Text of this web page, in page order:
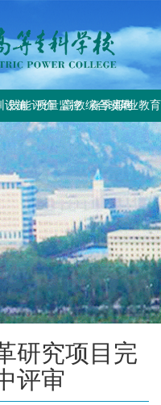
系
化系
系
系
系
部
设施
总体简介
点实训室
技能评价
工作信息
政策规定
评价计划
证书查询
质量监控
工作动态
规章制度
高教综合改革
教育部与省教
改革工作推
春季高考
上级文件
通知公告
成绩查询
职业教
研究项目完
评审